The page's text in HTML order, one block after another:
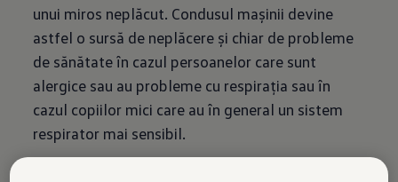
unui miros neplăcut. Condusul mașinii devine
astfel o sursă de neplăcere și chiar de probleme
de sănătate în cazul persoanelor care sunt
alergice sau au probleme cu respirația sau în
cazul copiilor mici care au în general un sistem
respirator mai sensibil.